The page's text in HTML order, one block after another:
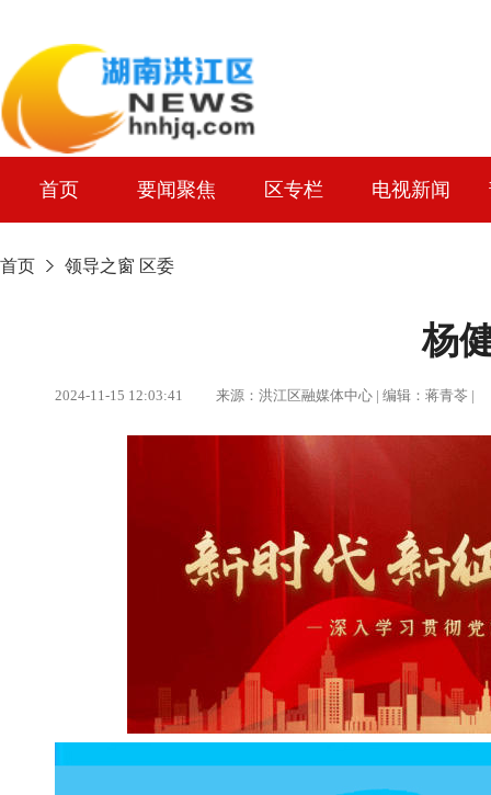
首页 要闻聚焦 区专栏 电视新闻
首页 领导之窗 区委
杨
2024-11-15 12:03:41 来源：洪江区融媒体中心 | 编辑：蒋青苓